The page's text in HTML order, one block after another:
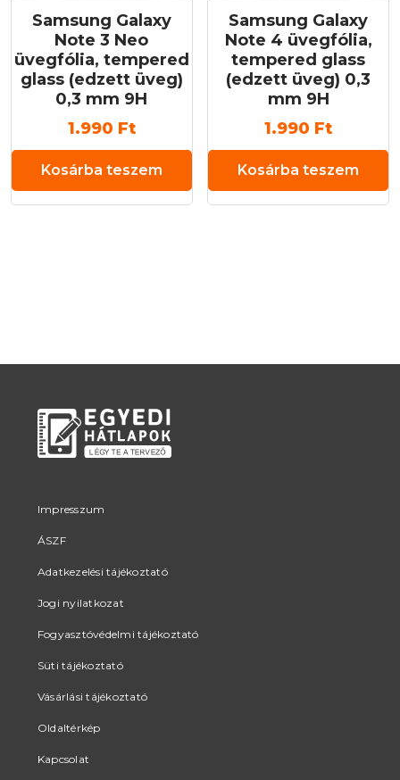
Samsung Galaxy
Note 3 Neo
üvegfólia, tempered
glass (edzett üveg)
0,3 mm 9H
1.990 Ft
Kosárba teszem
Samsung Galaxy
Note 4 üvegfólia,
tempered glass
(edzett üveg) 0,3
mm 9H
1.990 Ft
Kosárba teszem
Impresszum
ÁSZF
Adatkezelési tájékoztató
Jogi nyilatkozat
Fogyasztóvédelmi tájékoztató
Süti tájékoztató
Vásárlási tájékoztató
Oldaltérkép
Kapcsolat